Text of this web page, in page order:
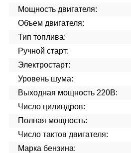
Мощность двигателя:
Объем двигателя:
Тип топлива:
Ручной старт:
Электростарт:
Уровень шума:
Выходная мощность 220В:
Число цилиндров:
Полная мощность:
Число тактов двигателя:
Марка бензина: